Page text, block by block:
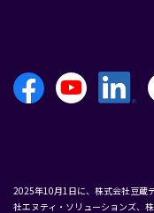
2025年10月1日に、株式会社豆蔵
社エヌティ・ソリューションズ、